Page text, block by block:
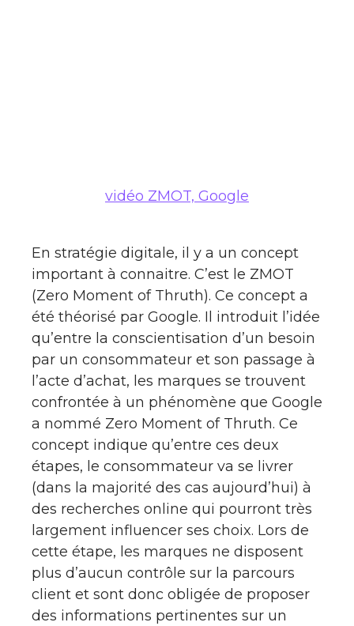
vidéo ZMOT, Google
En stratégie digitale, il y a un concept
important à connaitre. C’est le ZMOT
(Zero Moment of Thruth). Ce concept a
été théorisé par Google. Il introduit l’idée
qu’entre la conscientisation d’un besoin
par un consommateur et son passage à
l’acte d’achat, les marques se trouvent
confrontée à un phénomène que Google
a nommé Zero Moment of Thruth. Ce
concept indique qu’entre ces deux
étapes, le consommateur va se livrer
(dans la majorité des cas aujourd’hui) à
des recherches online qui pourront très
largement influencer ses choix. Lors de
cette étape, les marques ne disposent
plus d’aucun contrôle sur la parcours
client et sont donc obligée de proposer
des informations pertinentes sur un